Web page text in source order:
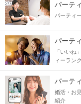
パーテ
パーティ
パーテ
「いいね
ィーラン
パーテ
婚活・お
紹介